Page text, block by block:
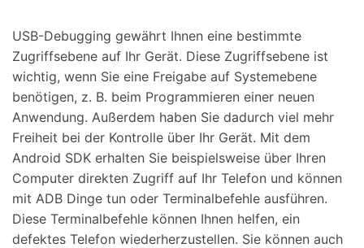
USB-Debugging gewährt Ihnen eine bestimmte
Zugriffsebene auf Ihr Gerät. Diese Zugriffsebene ist
wichtig, wenn Sie eine Freigabe auf Systemebene
benötigen, z. B. beim Programmieren einer neuen
Anwendung. Außerdem haben Sie dadurch viel mehr
Freiheit bei der Kontrolle über Ihr Gerät. Mit dem
Android SDK erhalten Sie beispielsweise über Ihren
Computer direkten Zugriff auf Ihr Telefon und können
mit ADB Dinge tun oder Terminalbefehle ausführen.
Diese Terminalbefehle können Ihnen helfen, ein
defektes Telefon wiederherzustellen. Sie können auch